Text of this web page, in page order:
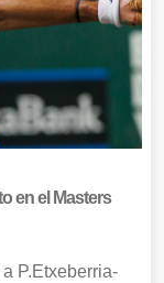
en el Masters
P.Etxeberria-